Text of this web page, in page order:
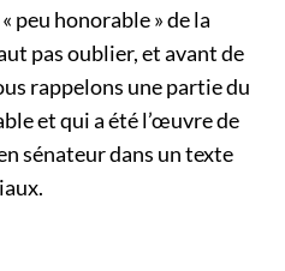
peu honorable » de la
pas oublier, et avant de
rappelons une partie du
et qui a été l’œuvre de
sénateur dans un texte